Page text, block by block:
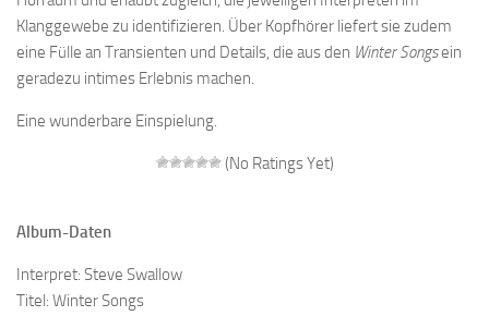
Klanggewebe zu identifizieren. Über Kopfhörer liefert sie zudem
eine Fülle an Transienten und Details, die aus den Winter Songsein
geradezu intimes Erlebnis machen.
Eine wunderbare Einspielung.
(No Ratings Yet)
Album-Daten
Interpret: Steve Swallow
Titel: Winter Songs